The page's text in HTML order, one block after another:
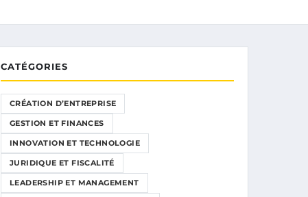
CATÉGORIES
CRÉATION D’ENTREPRISE
GESTION ET FINANCES
INNOVATION ET TECHNOLOGIE
JURIDIQUE ET FISCALITÉ
LEADERSHIP ET MANAGEMENT